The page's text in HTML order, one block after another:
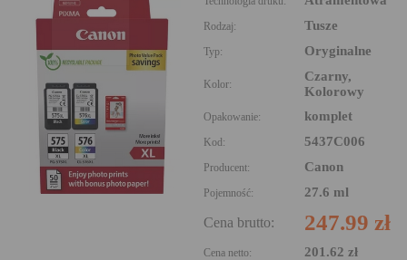
Rodzaj: Tusze
Typ: Oryginalne
Kolor:
Czarny,
Kolorowy
Opakowanie: komplet
Kod: 5437C006
Producent: Canon
Pojemność: 27.6 ml
Cena brutto: 247.99 zł
Cena netto: 201.62 zł